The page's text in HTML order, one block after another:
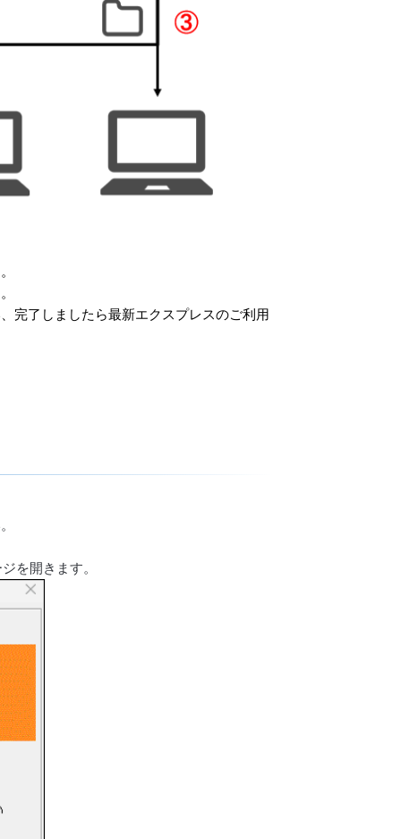
完了しましたら最新エクスプレスのご利用
を開きます。